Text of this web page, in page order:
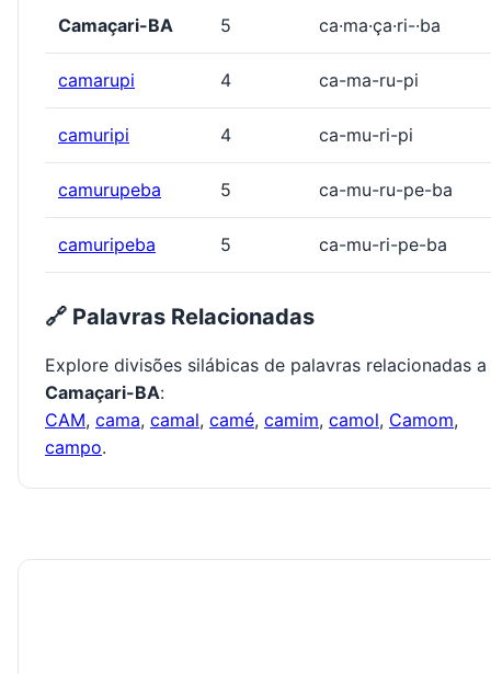
Camaçari-BA 5 ca·ma·ça·ri-·ba
camarupi 4 ca-ma-ru-pi
camuripi 4 ca-mu-ri-pi
camurupeba 5 ca-mu-ru-pe-ba
camuripeba 5 ca-mu-ri-pe-ba
🔗 Palavras Relacionadas
Explore divisões silábicas de palavras relacionadas a
Camaçari-BA:
CAM, cama, camal, camé, camim, camol, Camom,
campo.